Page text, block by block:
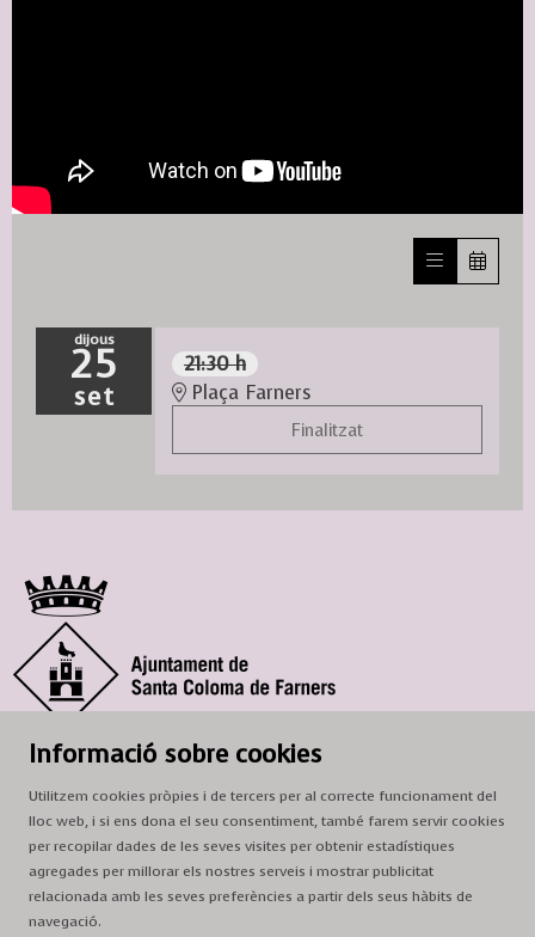
dijous
25
set
21:30 h
Plaça Farners
Finalitzat
© Ajuntament de Santa Coloma de Farners
: de dilluns a dissabte, de 9 a 13 h.
Adreça: c. del Prat, 16, 17430 Santa Coloma de Farners
A/e:cultura@scf.cat
Sitemap
Informació sobre cookies
Utilitzem cookies pròpies i de tercers per al correcte funcionament del
lloc web, i si ens dona el seu consentiment, també farem servir cookies
per recopilar dades de les seves visites per obtenir estadístiques
agregades per millorar els nostres serveis i mostrar publicitat
relacionada amb les seves preferències a partir dels seus hàbits de
navegació.